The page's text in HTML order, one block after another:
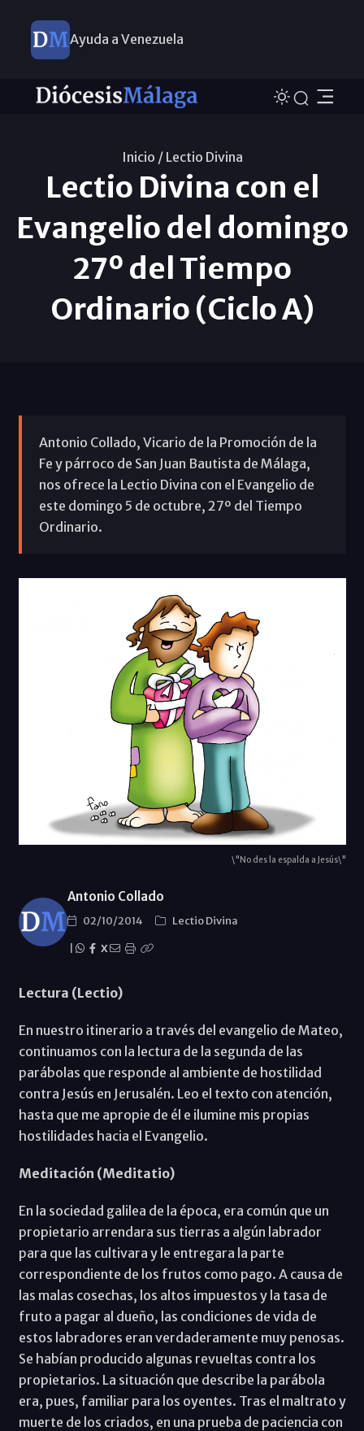
Ayuda a Venezuela
Inicio / Lectio Divina
Lectio Divina con el
Evangelio del domingo
27º del Tiempo
Ordinario (Ciclo A)
Antonio Collado, Vicario de la Promoción de la
Fe y párroco de San Juan Bautista de Málaga,
nos ofrece la Lectio Divina con el Evangelio de
este domingo 5 de octubre, 27º del Tiempo
Ordinario.
\"No des la espalda a Jesús\"
Antonio Collado
02/10/2014
Lectio Divina
X
Lectura (Lectio)
En nuestro itinerario a través del evangelio de Mateo,
continuamos con la lectura de la segunda de las
parábolas que responde al ambiente de hostilidad
contra Jesús en Jerusalén. Leo el texto con atención,
hasta que me apropie de él e ilumine mis propias
hostilidades hacia el Evangelio.
Meditación (Meditatio)
En la sociedad galilea de la época, era común que un
propietario arrendara sus tierras a algún labrador
para que las cultivara y le entregara la parte
correspondiente de los frutos como pago. A causa de
las malas cosechas, los altos impuestos y la tasa de
fruto a pagar al dueño, las condiciones de vida de
estos labradores eran verdaderamente muy penosas.
Se habían producido algunas revueltas contra los
propietarios. La situación que describe la parábola
era, pues, familiar para los oyentes. Tras el maltrato y
muerte de los criados, en una prueba de paciencia con